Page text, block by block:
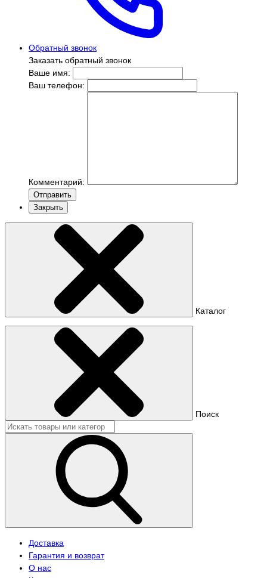
Обратный звонок
Заказать обратный звонок
Ваше имя:
Ваш телефон:
Комментарий:
Отправить
Закрыть
Каталог
Поиск
Доставка
Гарантия и возврат
О нас